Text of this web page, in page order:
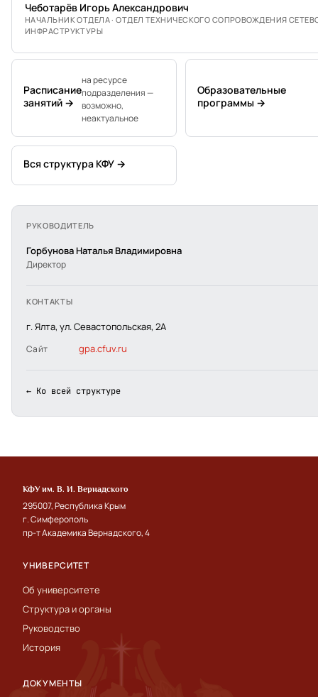
Чеботарёв Игорь Александрович
НАЧАЛЬНИК ОТДЕЛА · ОТДЕЛ ТЕХНИЧЕСКОГО СОПРОВОЖДЕНИЯ
ИНФРАСТРУКТУРЫ
Расписание
занятий →
на ресурсе
подразделения —
возможно,
неактуальное
Образовательные
программы →
Вся структура КФУ →
РУКОВОДИТЕЛЬ
Горбунова Наталья Владимировна
Директор
КОНТАКТЫ
г. Ялта, ул. Севастопольская, 2А
Сайт gpa.cfuv.ru
← Ко всей структуре
КФУ им. В. И. Вернадского
295007, Республика Крым
г. Симферополь
пр-т Академика Вернадского, 4
УНИВЕРСИТЕТ
Об университете
Структура и органы
Руководство
История
ДОКУМЕНТЫ